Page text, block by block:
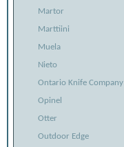
Martor
Marttiini
Muela
Nieto
Ontario Knife Company
Opinel
Otter
Outdoor Edge